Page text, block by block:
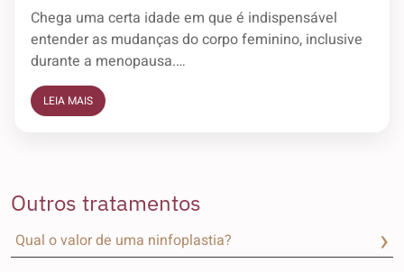
Chega uma certa idade em que é indispensável
entender as mudanças do corpo feminino, inclusive
durante a menopausa.…
LEIA MAIS
Outros tratamentos
Qual o valor de uma ninfoplastia?